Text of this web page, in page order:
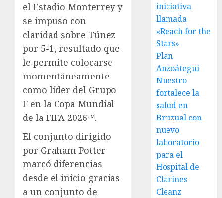
el Estadio Monterrey y
se impuso con
claridad sobre Túnez
por 5-1, resultado que
le permite colocarse
momentáneamente
como líder del Grupo
F en la Copa Mundial
de la FIFA 2026™.
El conjunto dirigido
por Graham Potter
marcó diferencias
desde el inicio gracias
a un conjunto de
iniciativa
llamada
«Reach for the
Stars»
Plan
Anzoátegui
Nuestro
fortalece la
salud en
Bruzual con
nuevo
laboratorio
para el
Hospital de
Clarines
Cleanz